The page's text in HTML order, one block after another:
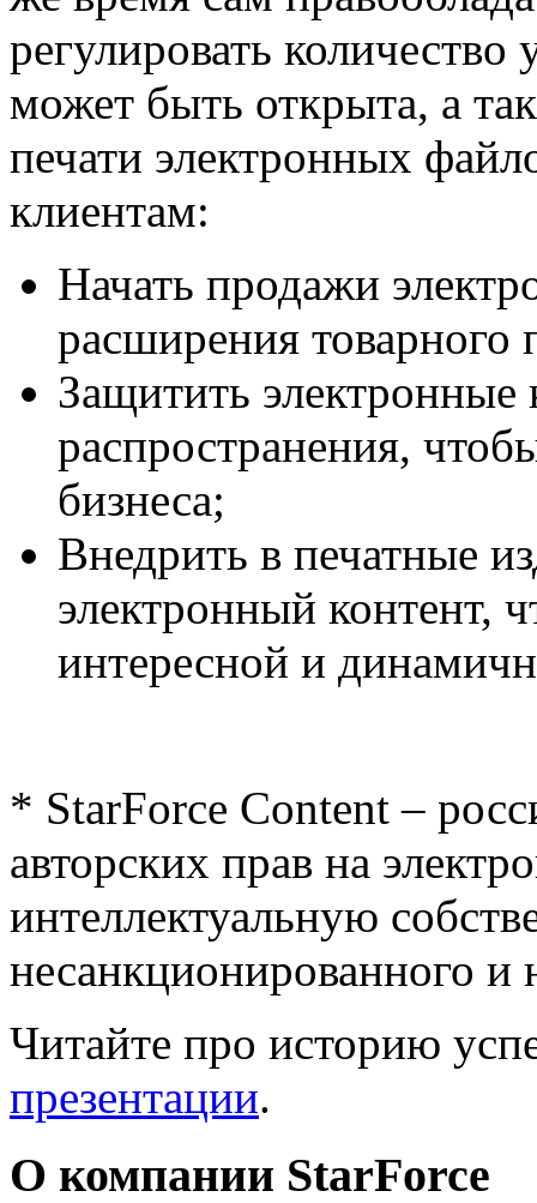
регулировать
может быть открыта, а
печати электронных
клиентам:
Начать продажи
расширения товарного
Защитить электронные
распространения,
бизнеса;
Внедрить в печатные
электронный контент,
интересной и
* StarForce Content –
авторских прав на
интеллектуальную
несанкционированного и
Читайте про историю
презентации.
О компании StarForce